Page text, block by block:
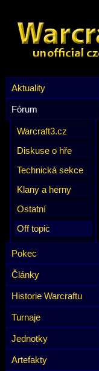
Aktuality
Fórum
Warcraft3.cz
Diskuse o hře
Technická sekce
Klany a herny
Ostatní
Off topic
Pokec
Články
Historie Warcraftu
Turnaje
Jednotky
Artefakty